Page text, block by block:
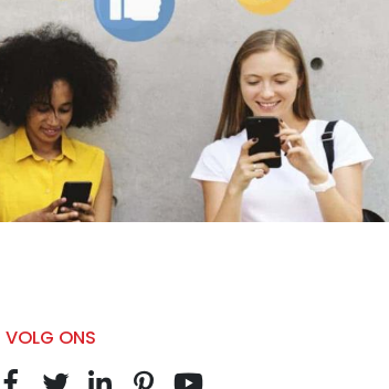
VOLG ONS